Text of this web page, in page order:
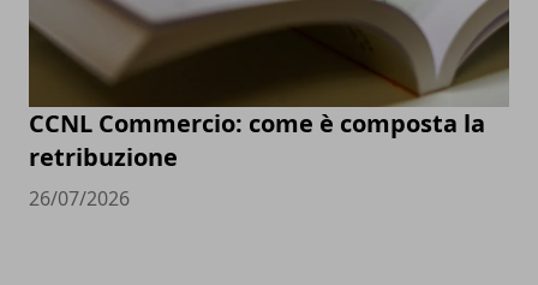
CCNL Commercio: come è composta la
retribuzione
26/07/2026